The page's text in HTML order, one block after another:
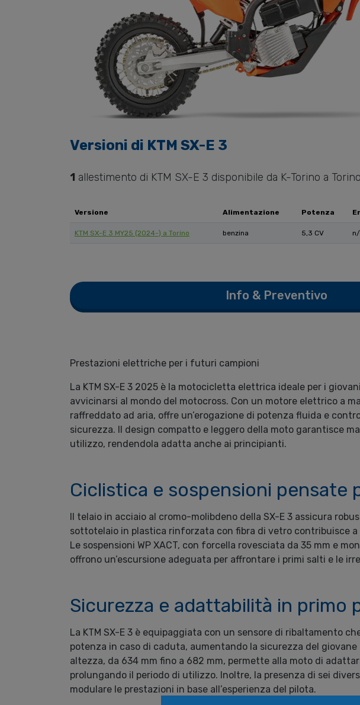
Versioni di KTM SX-E 3
1 allestimento di KTM SX-E 3 disponibile da K-Torino a Torino
Versione Alimentazione Potenza
KTM SX-E 3 MY25 (2024-) a Torino benzina 5,3 CV
Info & Preventivo
Prestazioni elettriche per i futuri campioni
La KTM SX-E 3 2025 è la motocicletta elettrica ideale per i
avvicinarsi al mondo del motocross. Con un motore elettrico a
raffreddato ad aria, offre un’erogazione di potenza fluida e
sicurezza. Il design compatto e leggero della moto garantisce
utilizzo, rendendola adatta anche ai principianti.
Ciclistica e sospensioni pensate
Il telaio in acciaio al cromo-molibdeno della SX-E 3 assicura
sottotelaio in plastica rinforzata con fibra di vetro contribuisce a
Le sospensioni WP XACT, con forcella rovesciata da 35 mm e
offrono un’escursione adeguata per affrontare i primi salti e le
Sicurezza e adattabilità in primo
La KTM SX-E 3 è equipaggiata con un sensore di ribaltamento
potenza in caso di caduta, aumentando la sicurezza del giovane
altezza, da 634 mm fino a 682 mm, permette alla moto di
prolungando il periodo di utilizzo. Inoltre, la presenza di sei
modulare le prestazioni in base all’esperienza del pilota.